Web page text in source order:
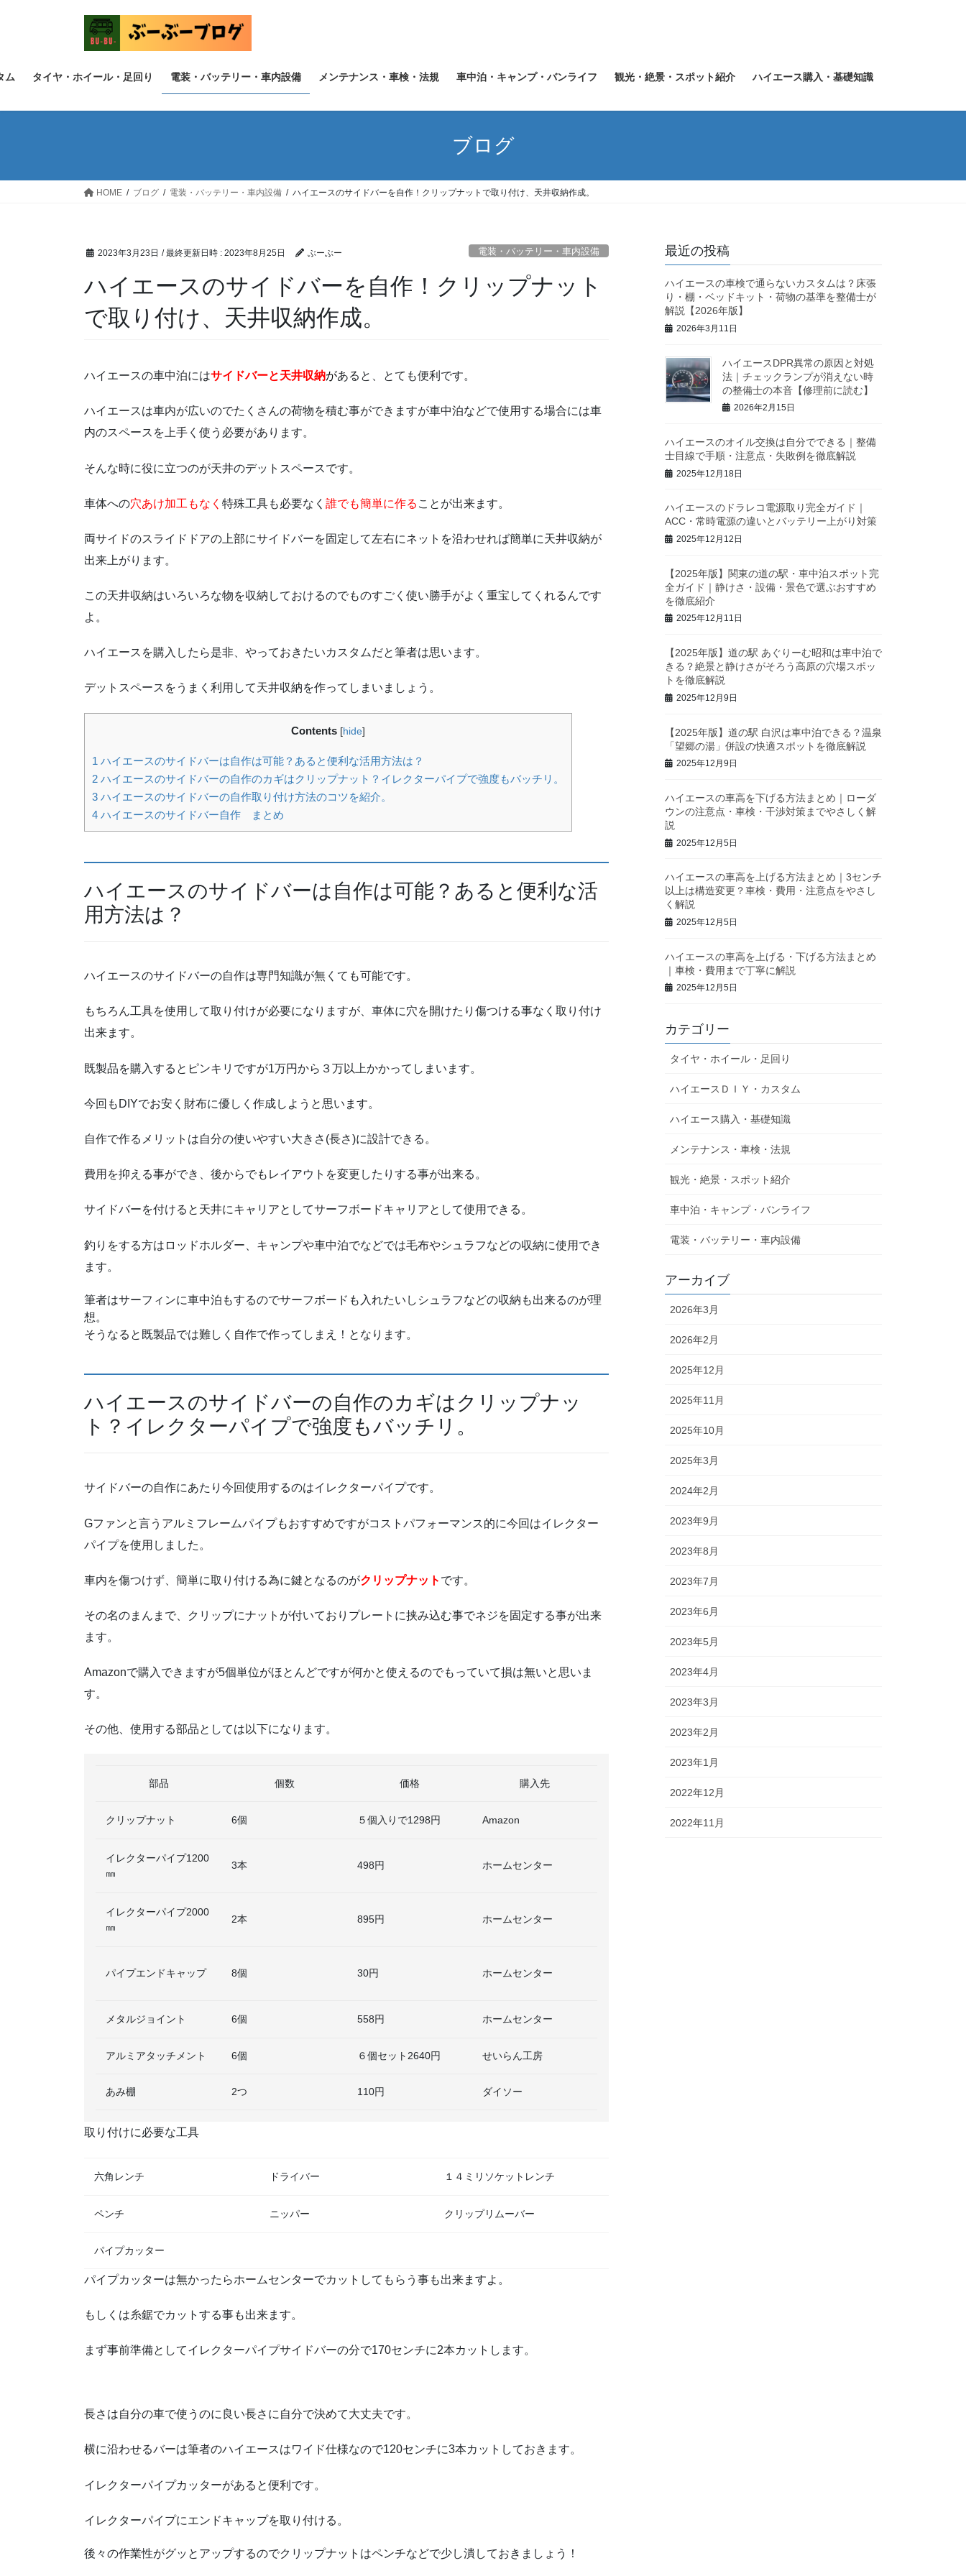
ツ
ス
シ
ン
ム タイヤ・ホイール・足回り 電装・バッテリー・車内設備 メンテナンス・車検・法規 車中泊・キャンプ・バンライフ 観光・絶景・スポット紹介 ハイエース購入・基礎知識
ブログ
HOME ブログ 電装・バッテリー・車内設備 ハイエースのサイドバーを自作！クリップナットで取り付け、天井収納作成。
2023年3月23日 / 最終更新日時 : 2023年8月25日 ぶーぶー 電装・バッテリー・車内設備
ハイエースのサイドバーを自作！クリップナット
で取り付け、天井収納作成。
ハイエースの車中泊にはサイドバーと天井収納があると、とても便利です。
ハイエースは車内が広いのでたくさんの荷物を積む事ができますが車中泊などで使用する場合には車
内のスペースを上手く使う必要があります。
そんな時に役に立つのが天井のデットスペースです。
車体への穴あけ加工もなく 特殊工具も必要なく 誰でも簡単に作る ことが出来ます。
両サイドのスライドドアの上部にサイドバーを固定して左右にネットを沿わせれば簡単に天井収納が
出来上がります。
この天井収納はいろいろな物を収納しておけるのでものすごく使い勝手がよく重宝してくれるんです
よ。
ハイエースを購入したら是非、やっておきたいカスタムだと筆者は思います。
デットスペースをうまく利用して天井収納を作ってしまいましょう。
Contents [hide]
1 ハイエースのサイドバーは自作は可能？あると便利な活用方法は？
2 ハイエースのサイドバーの自作のカギはクリップナット？イレクターパイプで強度もバッチリ。
3 ハイエースのサイドバーの自作取り付け方法のコツを紹介。
4 ハイエースのサイドバー自作 まとめ
ハイエースのサイドバーは自作は可能？あると便利な活
用方法は？
ハイエースのサイドバーの自作は専門知識が無くても可能です。
もちろん工具を使用して取り付けが必要になりますが、車体に穴を開けたり傷つける事なく取り付け
出来ます。
既製品を購入するとピンキリですが1万円から３万以上かかってしまいます。
今回もDIYでお安く財布に優しく作成しようと思います。
自作で作るメリットは自分の使いやすい大きさ(長さ)に設計できる。
費用を抑える事ができ、後からでもレイアウトを変更したりする事が出来る。
サイドバーを付けると天井にキャリアとしてサーフボードキャリアとして使用できる。
釣りをする方はロッドホルダー、キャンプや車中泊でなどでは毛布やシュラフなどの収納に使用でき
ます。
筆者はサーフィンに車中泊もするのでサーフボードも入れたいしシュラフなどの収納も出来るのが理
想。
そうなると既製品では難しく自作で作ってしまえ！となります。
ハイエースのサイドバーの自作のカギはクリップナッ
ト？イレクターパイプで強度もバッチリ。
サイドバーの自作にあたり今回使用するのはイレクターパイプです。
Gファンと言うアルミフレームパイプもおすすめですがコストパフォーマンス的に今回はイレクター
パイプを使用しました。
車内を傷つけず、簡単に取り付ける為に鍵となるのがクリップナット です。
その名のまんまで、クリップにナットが付いておりプレートに挟み込む事でネジを固定する事が出来
ます。
Amazonで購入できますが5個単位がほとんどですが何かと使えるのでもっていて損は無いと思いま
す。
その他、使用する部品としては以下になります。
部品 個数 価格 購入先
クリップナット 6個 ５個入りで1298円 Amazon
イレクターパイプ1200
㎜
3本 498円 ホームセンター
イレクターパイプ2000
㎜
2本 895円 ホームセンター
パイプエンドキャップ 8個 30円 ホームセンター
メタルジョイント 6個 558円 ホームセンター
アルミアタッチメント 6個 ６個セット2640円 せいらん工房
あみ棚 2つ 110円 ダイソー
取り付けに必要な工具
六角レンチ ドライバー １４ミリソケットレンチ
ペンチ ニッパー クリップリムーバー
パイプカッター
パイプカッターは無かったらホームセンターでカットしてもらう事も出来ますよ。
もしくは糸鋸でカットする事も出来ます。
まず事前準備としてイレクターパイプサイドバーの分で170センチに2本カットします。
長さは自分の車で使うのに良い長さに自分で決めて大丈夫です。
横に沿わせるバーは筆者のハイエースはワイド仕様なので120センチに3本カットしておきます。
イレクターパイプカッターがあると便利です。
イレクターパイプにエンドキャップを取り付ける。
後々の作業性がグッとアップするのでクリップナットはペンチなどで少し潰しておきましょう！
最近の投稿
ハイエースの車検で通らないカスタムは？床張
り・棚・ベッドキット・荷物の基準を整備士が
解説【2026年版】
2026年3月11日
ハイエースDPR異常の原因と対処
法｜チェックランプが消えない時
の整備士の本音【修理前に読む】
2026年2月15日
ハイエースのオイル交換は自分でできる｜整備
士目線で手順・注意点・失敗例を徹底解説
2025年12月18日
ハイエースのドラレコ電源取り完全ガイド｜
ACC・常時電源の違いとバッテリー上がり対策
2025年12月12日
【2025年版】関東の道の駅・車中泊スポット完
全ガイド｜静けさ・設備・景色で選ぶおすすめ
を徹底紹介
2025年12月11日
【2025年版】道の駅 あぐりーむ昭和は車中泊で
きる？絶景と静けさがそろう高原の穴場スポッ
トを徹底解説
2025年12月9日
【2025年版】道の駅 白沢は車中泊できる？温泉
「望郷の湯」併設の快適スポットを徹底解説
2025年12月9日
ハイエースの車高を下げる方法まとめ｜ローダ
ウンの注意点・車検・干渉対策までやさしく解
説
2025年12月5日
ハイエースの車高を上げる方法まとめ｜3センチ
以上は構造変更？車検・費用・注意点をやさし
く解説
2025年12月5日
ハイエースの車高を上げる・下げる方法まとめ
｜車検・費用まで丁寧に解説
2025年12月5日
カテゴリー
タイヤ・ホイール・足回り
ハイエースＤＩＹ・カスタム
ハイエース購入・基礎知識
メンテナンス・車検・法規
観光・絶景・スポット紹介
車中泊・キャンプ・バンライフ
電装・バッテリー・車内設備
アーカイブ
2026年3月
2026年2月
2025年12月
2025年11月
2025年10月
2025年3月
2024年2月
2023年9月
2023年8月
2023年7月
2023年6月
2023年5月
2023年4月
2023年3月
2023年2月
2023年1月
2022年12月
2022年11月